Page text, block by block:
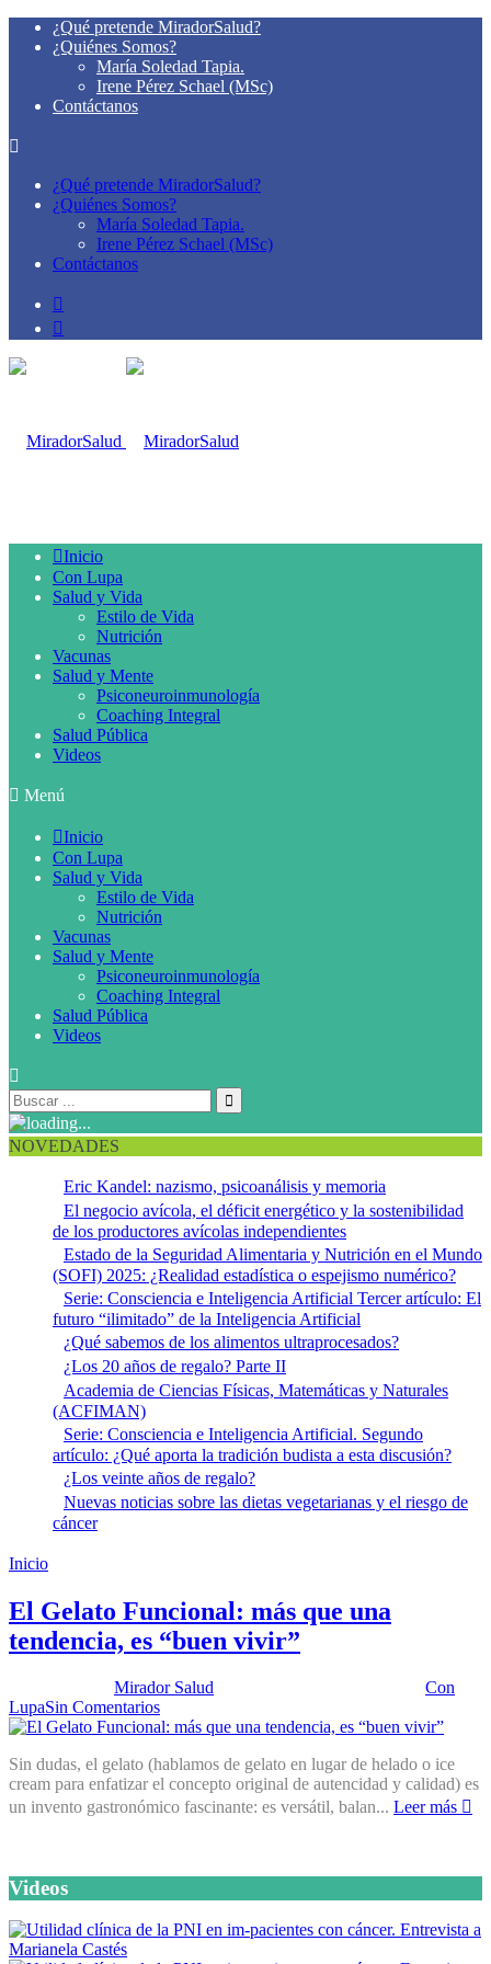
¿Qué pretende MiradorSalud?
¿Quiénes Somos?
María Soledad Tapia.
Irene Pérez Schael (MSc)
Contáctanos
¿Qué pretende MiradorSalud?
¿Quiénes Somos?
María Soledad Tapia.
Irene Pérez Schael (MSc)
Contáctanos
Inicio
Con Lupa
Salud y Vida
Estilo de Vida
Nutrición
Vacunas
Salud y Mente
Psiconeuroinmunología
Coaching Integral
Salud Pública
Videos
Menú
Inicio
Con Lupa
Salud y Vida
Estilo de Vida
Nutrición
Vacunas
Salud y Mente
Psiconeuroinmunología
Coaching Integral
Salud Pública
Videos
NOVEDADES
Eric Kandel: nazismo, psicoanálisis y memoria
El negocio avícola, el déficit energético y la sostenibilidad
de los productores avícolas independientes
Estado de la Seguridad Alimentaria y Nutrición en el Mundo
(SOFI) 2025: ¿Realidad estadística o espejismo numérico?
Serie: Consciencia e Inteligencia Artificial Tercer artículo: El
futuro “ilimitado” de la Inteligencia Artificial
¿Qué sabemos de los alimentos ultraprocesados?
¿Los 20 años de regalo? Parte II
Academia de Ciencias Físicas, Matemáticas y Naturales
(ACFIMAN)
Serie: Consciencia e Inteligencia Artificial. Segundo
artículo: ¿Qué aporta la tradición budista a esta discusión?
¿Los veinte años de regalo?
Nuevas noticias sobre las dietas vegetarianas y el riesgo de
cáncer
Inicio
El Gelato Funcional: más que una
tendencia, es “buen vivir”
Mirador Salud
Con
LupaSin Comentarios
Sin dudas, el gelato (hablamos de gelato en lugar de helado o ice
cream para enfatizar el concepto original de autencidad y calidad) es
un invento gastronómico fascinante: es versátil, balan... Leer más
Videos